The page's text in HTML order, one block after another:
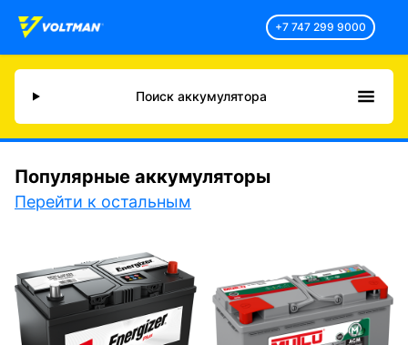
+7 747 299 9000
Поиск аккумулятора
Популярные аккумуляторы
Перейти к остальным